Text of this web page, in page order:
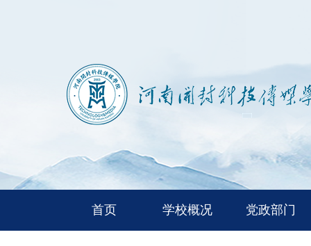
首页 学校概况 党政部门